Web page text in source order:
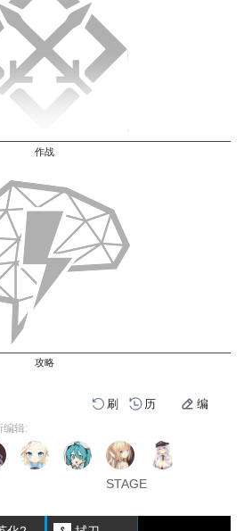
作战
攻略
刷 历 编
编辑:
1
STAGE
2
STAGE
3
STAGE